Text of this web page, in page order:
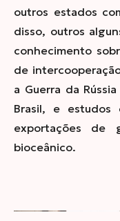
outros estados
disso, outros
conhecimento
de
a Guerra da
Brasil, e estudos
exportações de
bioceânico.